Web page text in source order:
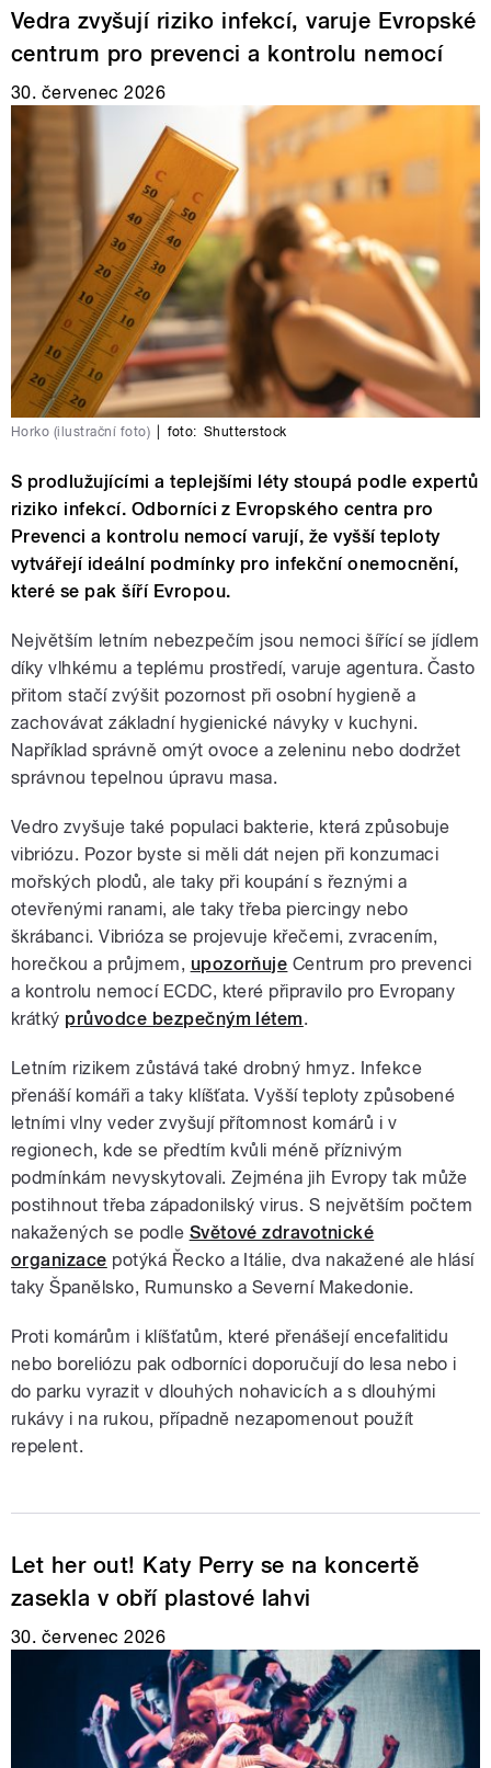
Vedra zvyšují riziko infekcí, varuje Evropské
centrum pro prevenci a kontrolu nemocí
30. červenec 2026
Horko (ilustrační foto) foto: Shutterstock
S prodlužujícími a teplejšími léty stoupá podle expertů
riziko infekcí. Odborníci z Evropského centra pro
Prevenci a kontrolu nemocí varují, že vyšší teploty
vytvářejí ideální podmínky pro infekční onemocnění,
které se pak šíří Evropou.
Největším letním nebezpečím jsou nemoci šířící se jídlem
díky vlhkému a teplému prostředí, varuje agentura. Často
přitom stačí zvýšit pozornost při osobní hygieně a
zachovávat základní hygienické návyky v kuchyni.
Například správně omýt ovoce a zeleninu nebo dodržet
správnou tepelnou úpravu masa.
Vedro zvyšuje také populaci bakterie, která způsobuje
vibriózu. Pozor byste si měli dát nejen při konzumaci
mořských plodů, ale taky při koupání s řeznými a
otevřenými ranami, ale taky třeba piercingy nebo
škrábanci. Vibrióza se projevuje křečemi, zvracením,
horečkou a průjmem, upozorňuje Centrum pro prevenci
a kontrolu nemocí ECDC, které připravilo pro Evropany
krátký průvodce bezpečným létem.
Letním rizikem zůstává také drobný hmyz. Infekce
přenáší komáři a taky klíšťata. Vyšší teploty způsobené
letními vlny veder zvyšují přítomnost komárů i v
regionech, kde se předtím kvůli méně příznivým
podmínkám nevyskytovali. Zejména jih Evropy tak může
postihnout třeba západonilský virus. S největším počtem
nakažených se podle Světové zdravotnické
organizace potýká Řecko a Itálie, dva nakažené ale hlásí
taky Španělsko, Rumunsko a Severní Makedonie.
Proti komárům i klíšťatům, které přenášejí encefalitidu
nebo boreliózu pak odborníci doporučují do lesa nebo i
do parku vyrazit v dlouhých nohavicích a s dlouhými
rukávy i na rukou, případně nezapomenout použít
repelent.
Let her out! Katy Perry se na koncertě
zasekla v obří plastové lahvi
30. červenec 2026